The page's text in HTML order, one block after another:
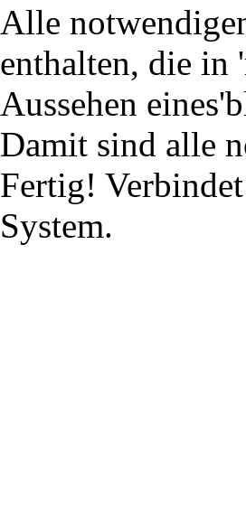
Alle
enthalten, die in
Aussehen
Damit sind alle
Fertig!
System.